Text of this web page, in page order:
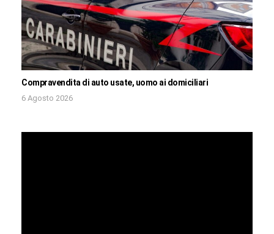
Compravendita di auto usate, uomo ai domiciliari
6 Agosto 2026